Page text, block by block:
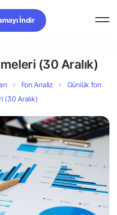
İndir
(30 Aralık)
Fon Analiz
Günlük fon
(30 Aralık)